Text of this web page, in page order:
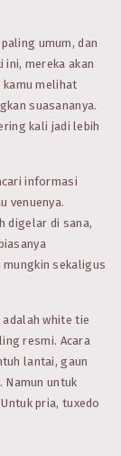
umum, dan
ini, mereka akan
kamu melihat
suasananya.
kali jadi lebih
informasi
venuenya.
digelar di sana,
sekaligus
white tie
resmi. Acara
lantai, gaun
Namun untuk
pria, tuxedo